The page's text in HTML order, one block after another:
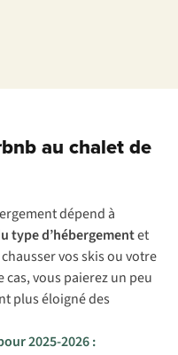
au chalet de
dépend à
type d’hébergementet
vos skis ou votre
vous paierez un peu
plus éloigné des
2025-2026 :